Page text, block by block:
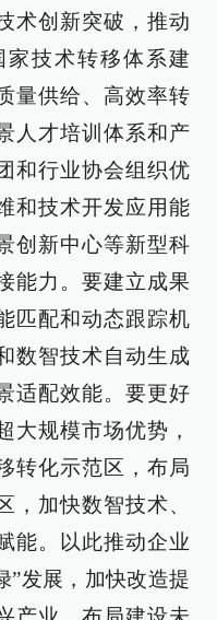
术创新突破，推动
技术转移体系建
量供给、高效率转
人才培训体系和产
和行业协会组织优
和技术开发应用能
创新中心等新型科
能力。要建立成果
匹配和动态跟踪机
数智技术自动生成
适配效能。要更好
大规模市场优势，
转化示范区，布局
，加快数智技术、
能。以此推动企业
”发展，加快改造提